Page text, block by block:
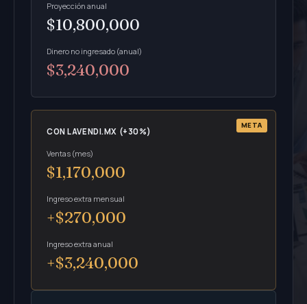
Proyección anual
$10,800,000
Dinero no ingresado (anual)
$3,240,000
CON LAVENDI.MX (+30%)
Ventas (mes)
$1,170,000
Ingreso extra mensual
+$270,000
Ingreso extra anual
+$3,240,000